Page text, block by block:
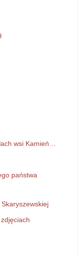
wsi Kamień…
państwa